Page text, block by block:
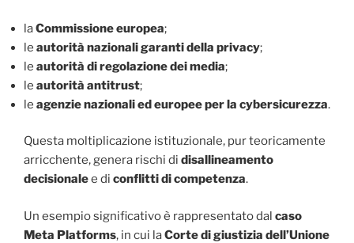
laCommissione europea;
le autorità nazionali garanti della privacy;
le autorità di regolazione dei media;
le autorità antitrust;
le agenzie nazionali ed europee per la cybersicurezza.
Questa moltiplicazione istituzionale, pur teoricamente
arricchente, genera rischi di disallineamento
decisionalee di conflitti di competenza.
Un esempio significativo è rappresentato dal caso
Meta Platforms, in cui laCorte di giustizia dell’Unione